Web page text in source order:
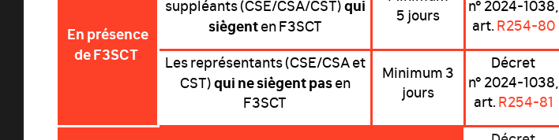
En présence
de F3SCT
suppléants (CSE/CSA/CST)qui
siègenten F3SCT
5 jours
n° 2024-1038,
art.R254-80
Les représentants (CSE/CSA et
CST)qui ne siègent pasen
F3SCT
Minimum 3
jours
Décret
n° 2024-1038,
art.R254-81